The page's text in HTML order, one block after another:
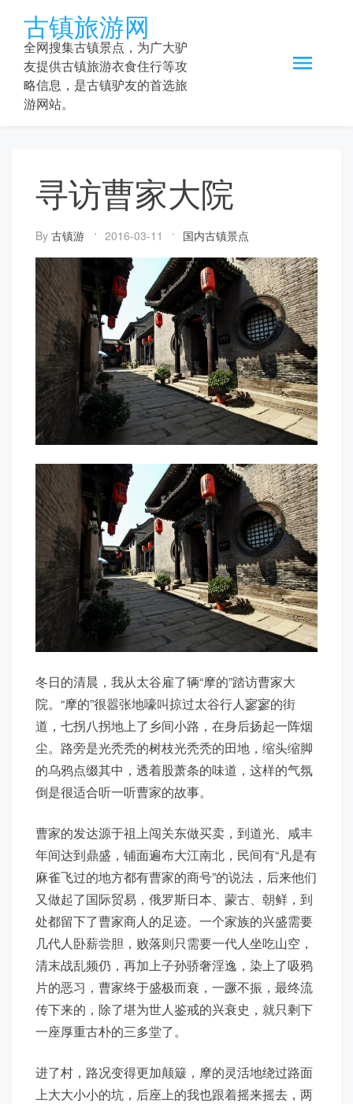
content
古镇旅游网
全网搜集古镇景点，为广大驴
友提供古镇旅游衣食住行等攻
略信息，是古镇驴友的首选旅
游网站。
寻访曹家大院
By 古镇游 2016-03-11 国内古镇景点
冬日的清晨，我从太谷雇了辆“摩的”踏访曹家大
院。“摩的”很嚣张地嚎叫掠过太谷行人寥寥的街
道，七拐八拐地上了乡间小路，在身后扬起一阵烟
尘。路旁是光秃秃的树枝光秃秃的田地，缩头缩脚
的乌鸦点缀其中，透着股萧条的味道，这样的气氛
倒是很适合听一听曹家的故事。
曹家的发达源于祖上闯关东做买卖，到道光、咸丰
年间达到鼎盛，铺面遍布大江南北，民间有“凡是有
麻雀飞过的地方都有曹家的商号”的说法，后来他们
又做起了国际贸易，俄罗斯日本、蒙古、朝鲜，到
处都留下了曹家商人的足迹。一个家族的兴盛需要
几代人卧薪尝胆，败落则只需要一代人坐吃山空，
清末战乱频仍，再加上子孙骄奢淫逸，染上了吸鸦
片的恶习，曹家终于盛极而衰，一蹶不振，最终流
传下来的，除了堪为世人鉴戒的兴衰史，就只剩下
一座厚重古朴的三多堂了。
进了村，路况变得更加颠簸，摩的灵活地绕过路面
上大大小小的坑，后座上的我也跟着摇来摇去，两